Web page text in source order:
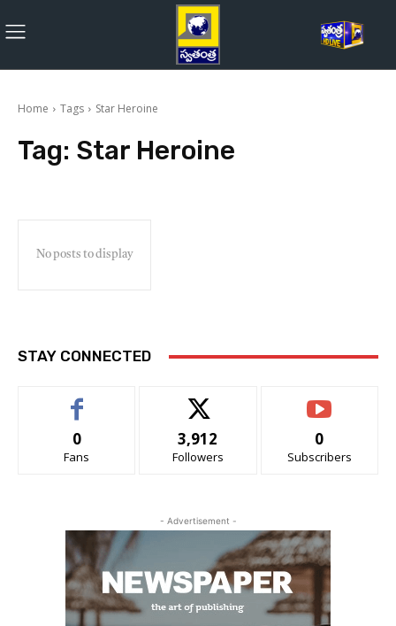
Home Tags Star Heroine
Tag: Star Heroine
No posts to display
STAY CONNECTED
0
Fans
3,912
Followers
0
Subscribers
- Advertisement -